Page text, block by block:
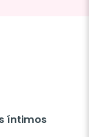
íntimos